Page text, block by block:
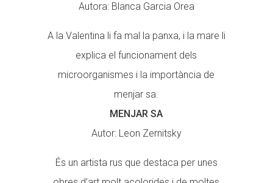
Autora: Blanca Garcia Orea
A la Valentina li fa mal la panxa, i la mare li
explica el funcionament dels
microorganismes i la importància de
menjar sa.
MENJAR SA
Autor: Leon Zernitsky
És un artista rus que destaca per unes